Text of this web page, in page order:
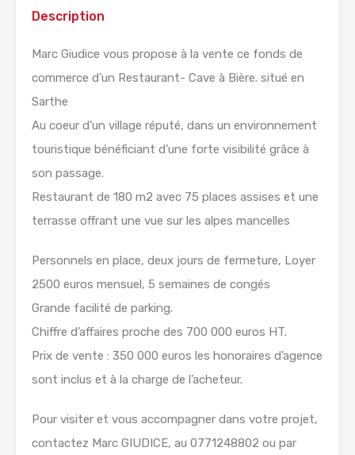
Description
Marc Giudice vous propose à la vente ce fonds de
commerce d’un Restaurant- Cave à Bière. situé en
Sarthe
Au coeur d’un village réputé, dans un environnement
touristique bénéficiant d’une forte visibilité grâce à
son passage.
Restaurant de 180 m2 avec 75 places assises et une
terrasse offrant une vue sur les alpes mancelles
Personnels en place, deux jours de fermeture, Loyer
2500 euros mensuel, 5 semaines de congés
Grande facilité de parking.
Chiffre d’affaires proche des 700 000 euros HT.
Prix de vente : 350 000 euros les honoraires d’agence
sont inclus et à la charge de l’acheteur.
Pour visiter et vous accompagner dans votre projet,
contactez Marc GIUDICE, au 0771248802 ou par